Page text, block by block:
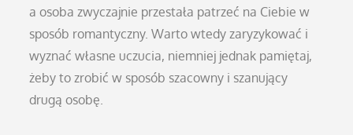
a osoba zwyczajnie przestała patrzeć na Ciebie w
sposób romantyczny. Warto wtedy zaryzykować i
wyznać własne uczucia, niemniej jednak pamiętaj,
żeby to zrobić w sposób szacowny i szanujący
drugą osobę.